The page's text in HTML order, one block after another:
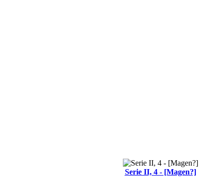
Serie II, 4 - [Magen?]